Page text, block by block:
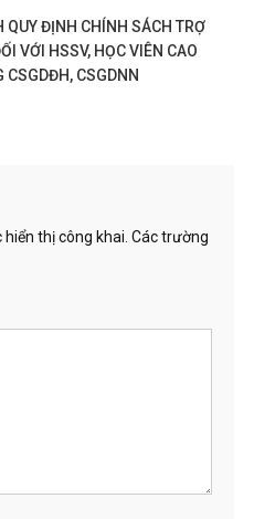
QUY ĐỊNH CHÍNH SÁCH TRỢ
VỚI HSSV, HỌC VIÊN CAO
CSGDĐH, CSGDNN
thị công khai. Các trường